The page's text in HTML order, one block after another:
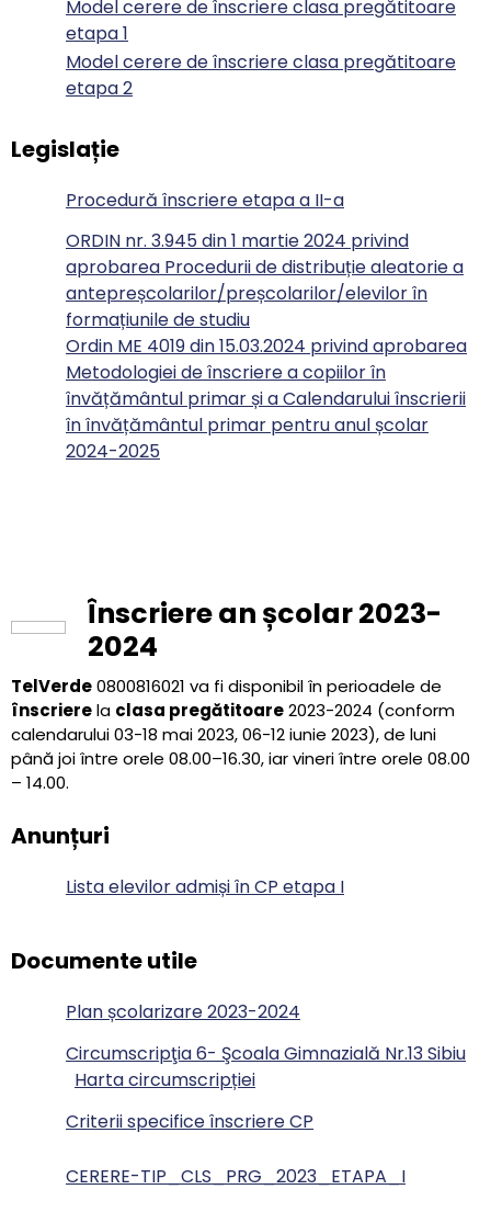
Model cerere de înscriere clasa pregătitoare
etapa 1
Model cerere de înscriere clasa pregătitoare
etapa 2
Legislație
Procedură înscriere etapa a II-a
ORDIN nr. 3.945 din 1 martie 2024 privind
aprobarea Procedurii de distribuție aleatorie a
antepreșcolarilor/preșcolarilor/elevilor în
formațiunile de studiu
Ordin ME 4019 din 15.03.2024 privind aprobarea
Metodologiei de înscriere a copiilor în
învățământul primar și a Calendarului înscrierii
în învățământul primar pentru anul școlar
2024-2025
Înscriere an școlar 2023-
2024
TelVerde0800816021 va fi disponibil în perioadele de
înscrierela clasa pregătitoare2023-2024 (conform
calendarului 03-18 mai 2023, 06-12 iunie 2023), de luni
până joi între orele 08.00–16.30, iar vineri între orele 08.00
– 14.00.
Anunțuri
Lista elevilor admiși în CP etapa I
Documente utile
Plan școlarizare 2023-2024
Circumscripţia 6- Şcoala Gimnazială Nr.13 Sibiu
Harta circumscripției
Criterii specifice înscriere CP
CERERE-TIP_CLS_PRG_2023_ETAPA_I